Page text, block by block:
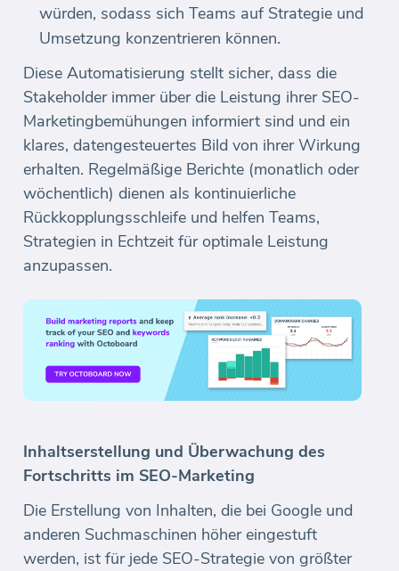
würden, sodass sich Teams auf Strategie und
Umsetzung konzentrieren können.
Diese Automatisierung stellt sicher, dass die
Stakeholder immer über die Leistung ihrer SEO-
Marketingbemühungen informiert sind und ein
klares, datengesteuertes Bild von ihrer Wirkung
erhalten. Regelmäßige Berichte (monatlich oder
wöchentlich) dienen als kontinuierliche
Rückkopplungsschleife und helfen Teams,
Strategien in Echtzeit für optimale Leistung
anzupassen.
Inhaltserstellung und Überwachung des
Fortschritts im SEO-Marketing
Die Erstellung von Inhalten, die bei Google und
anderen Suchmaschinen höher eingestuft
werden, ist für jede SEO-Strategie von größter